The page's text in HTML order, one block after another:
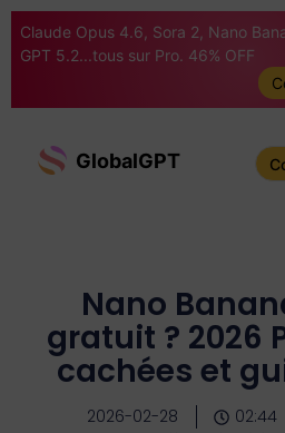
Claude Opus 4.6, Sora 2, Nano
GPT 5.2...tous sur Pro. 46% OFF
GlobalGPT
Nano
gratuit ? 2026
cachées et
2026-02-28 02:44